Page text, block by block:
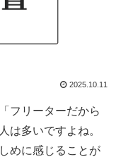
2025.10.11
フリーターだから
は多いですよね。
めに感じることが